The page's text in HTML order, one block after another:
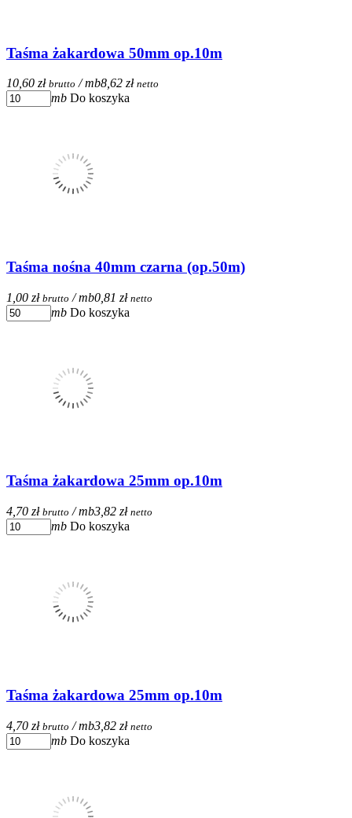
Taśma żakardowa 50mm op.10m
10,60 zł brutto / mb8,62 zł netto
mb Do koszyka
Taśma nośna 40mm czarna (op.50m)
1,00 zł brutto / mb0,81 zł netto
mb Do koszyka
Taśma żakardowa 25mm op.10m
4,70 zł brutto / mb3,82 zł netto
mb Do koszyka
Taśma żakardowa 25mm op.10m
4,70 zł brutto / mb3,82 zł netto
mb Do koszyka